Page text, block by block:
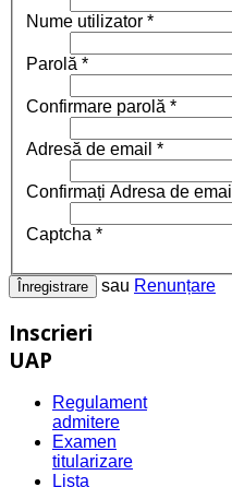
Nume utilizator *
Parolă *
Confirmare parolă *
Adresă de email *
Confirmați Adresa de email
Captcha *
Înregistrare sau Renunțare
Inscrieri
UAP
Regulament
admitere
Examen
titularizare
Lista